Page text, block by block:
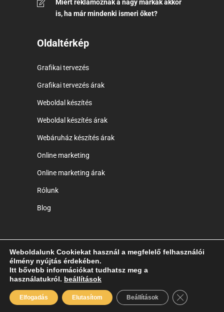
Miért reklámoznak a nagy márkák akkor
is, ha már mindenki ismeri őket?
Oldaltérkép
Grafikai tervezés
Grafikai tervezés árak
Weboldal készítés
Weboldal készítés árak
Webáruház készítés árak
Online marketing
Online marketing árak
Rólunk
Blog
Copyright © 2014-2025 Ryck Poster Creative
Agency - Web-Graphic-Marketing |
ÁSZF|Adatkezelési Tájékoztató
Weboldalunk Cookiekat használ a megfelelő felhasználói
élmény nyújtás érdekében.
Itt bővebb információkat tudhatsz meg a
használatukról. beállítások
Elfogadás Elutasítom Beállítások Close GDPR